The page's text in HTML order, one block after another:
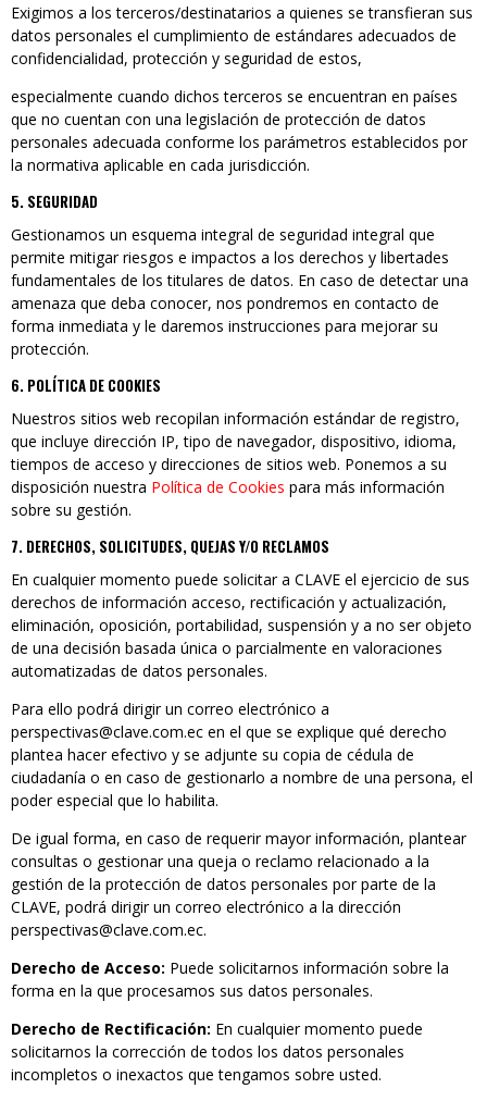
Exigimos a los terceros/destinatarios a quienes se transfieran sus
datos personales el cumplimiento de estándares adecuados de
confidencialidad, protección y seguridad de estos,
especialmente cuando dichos terceros se encuentran en países
que no cuentan con una legislación de protección de datos
personales adecuada conforme los parámetros establecidos por
la normativa aplicable en cada jurisdicción.
5. SEGURIDAD
Gestionamos un esquema integral de seguridad integral que
permite mitigar riesgos e impactos a los derechos y libertades
fundamentales de los titulares de datos. En caso de detectar una
amenaza que deba conocer, nos pondremos en contacto de
forma inmediata y le daremos instrucciones para mejorar su
protección.
6. POLÍTICA DE COOKIES
Nuestros sitios web recopilan información estándar de registro,
que incluye dirección IP, tipo de navegador, dispositivo, idioma,
tiempos de acceso y direcciones de sitios web. Ponemos a su
disposición nuestra Política de Cookies para más información
sobre su gestión.
7. DERECHOS, SOLICITUDES, QUEJAS Y/O RECLAMOS
En cualquier momento puede solicitar a CLAVE el ejercicio de sus
derechos de información acceso, rectificación y actualización,
eliminación, oposición, portabilidad, suspensión y a no ser objeto
de una decisión basada única o parcialmente en valoraciones
automatizadas de datos personales.
Para ello podrá dirigir un correo electrónico a
perspectivas@clave.com.ec en el que se explique qué derecho
plantea hacer efectivo y se adjunte su copia de cédula de
ciudadanía o en caso de gestionarlo a nombre de una persona, el
poder especial que lo habilita.
De igual forma, en caso de requerir mayor información, plantear
consultas o gestionar una queja o reclamo relacionado a la
gestión de la protección de datos personales por parte de la
CLAVE, podrá dirigir un correo electrónico a la dirección
perspectivas@clave.com.ec.
Derecho de Acceso: Puede solicitarnos información sobre la
forma en la que procesamos sus datos personales.
Derecho de Rectificación: En cualquier momento puede
solicitarnos la corrección de todos los datos personales
incompletos o inexactos que tengamos sobre usted.